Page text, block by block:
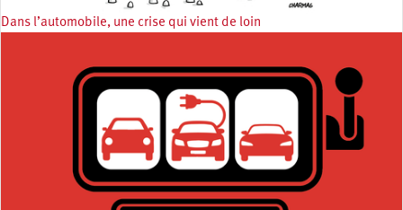
Dans l’automobile, une crise qui vient de loin